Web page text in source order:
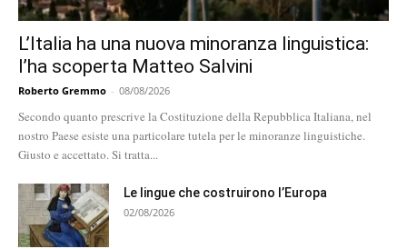
L’Italia ha una nuova minoranza linguistica:
l’ha scoperta Matteo Salvini
Roberto Gremmo - 08/08/2026
Secondo quanto prescrive la Costituzione della Repubblica Italiana, nel
nostro Paese esiste una particolare tutela per le minoranze linguistiche.
Giusto e accettato. Si tratta...
Le lingue che costruirono l’Europa
02/08/2026